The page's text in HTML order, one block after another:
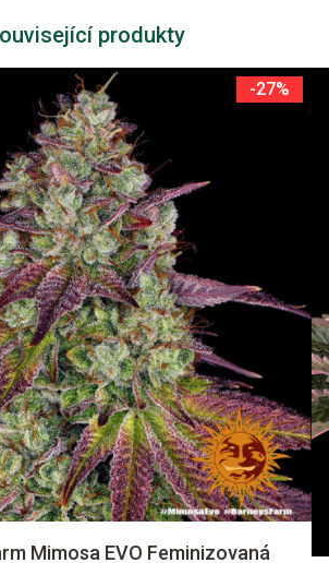
produkty
-27%
Mimosa EVO Feminizovaná